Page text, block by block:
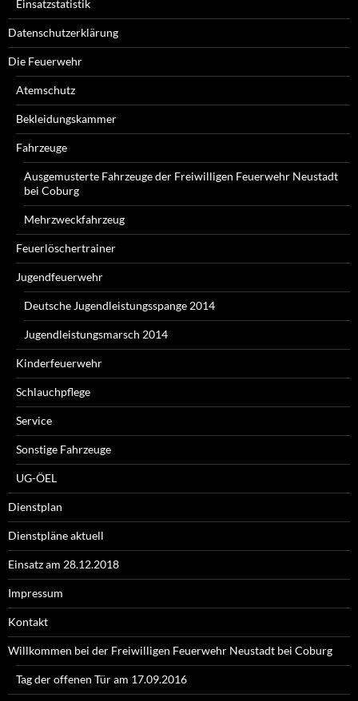
Einsatzstatistik
Datenschutzerklärung
Die Feuerwehr
Atemschutz
Bekleidungskammer
Fahrzeuge
Ausgemusterte Fahrzeuge der Freiwilligen Feuerwehr Neustadt
bei Coburg
Mehrzweckfahrzeug
Feuerlöschertrainer
Jugendfeuerwehr
Deutsche Jugendleistungsspange 2014
Jugendleistungsmarsch 2014
Kinderfeuerwehr
Schlauchpflege
Service
Sonstige Fahrzeuge
UG-ÖEL
Dienstplan
Dienstpläne aktuell
Einsatz am 28.12.2018
Impressum
Kontakt
Willkommen bei der Freiwilligen Feuerwehr Neustadt bei Coburg
Tag der offenen Tür am 17.09.2016